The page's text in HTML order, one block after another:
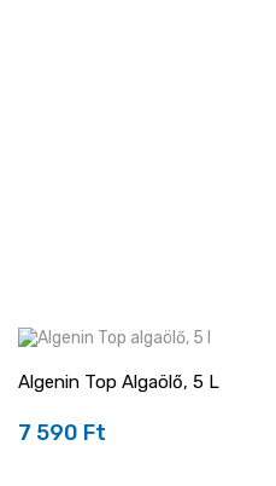
Algenin Top Algaölő, 5 L
Ár
7 590 Ft